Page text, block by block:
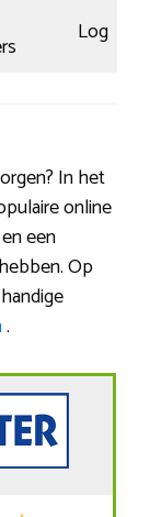
Log
In het
online
een
hebben. Op
.